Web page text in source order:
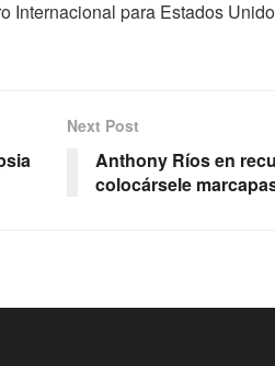
Internacional para Estados
Next Post
Anthony Ríos en
colocársele